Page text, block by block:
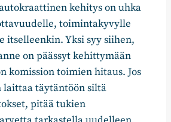
kehitys on uhka
toimintakyvylle
itselleenkin. Yksi syy siihen,
on päässyt kehittymään
komission toimien hitaus. Jos
täytäntöön siltä
pitää tukien